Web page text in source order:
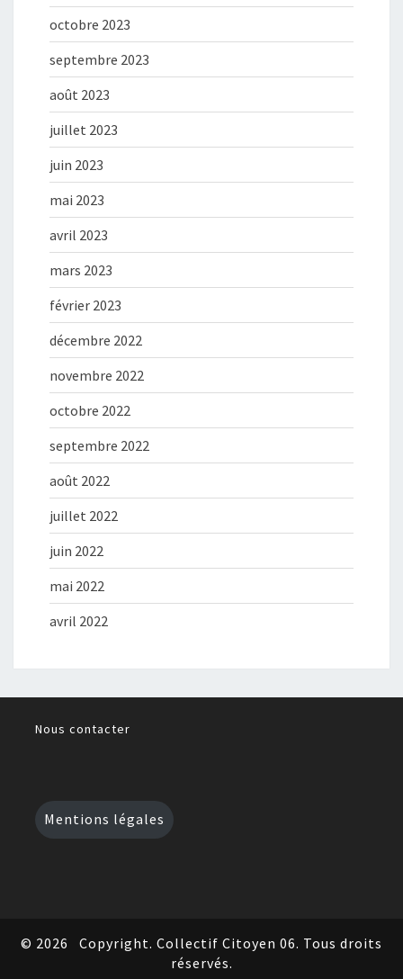
octobre 2023
septembre 2023
août 2023
juillet 2023
juin 2023
mai 2023
avril 2023
mars 2023
février 2023
décembre 2022
novembre 2022
octobre 2022
septembre 2022
août 2022
juillet 2022
juin 2022
mai 2022
avril 2022
Nous contacter
Mentions légales
© 2026
Copyright. Collectif Citoyen 06. Tous droits
réservés.